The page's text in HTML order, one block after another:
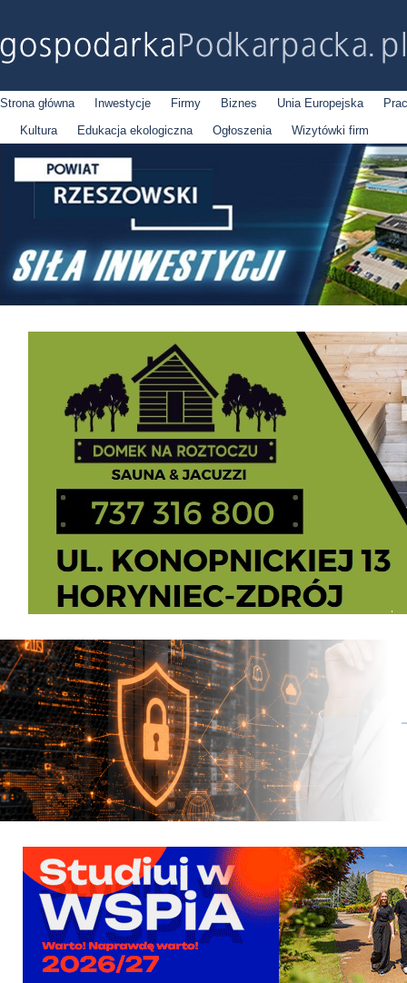
Strona główna Inwestycje Firmy Biznes Unia Europejska
Kultura
Edukacja ekologiczna Ogłoszenia Wizytówki firm